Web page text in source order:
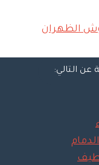
الظهران
التالي: